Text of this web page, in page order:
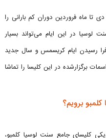
تا ماه فروردین دوران کم بارانی را
لوسیا در این ایام می‌تواند بسیار
رسیدن ایام کریسمس و سال جدید
برگزارشده در این کلیسا را تماشا
برویم؟
کلیسای جامع سنت لوسیا کلمبو،